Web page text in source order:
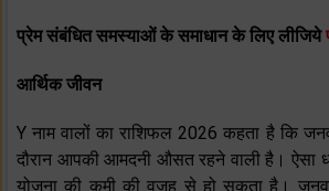
प्रेम संबंधित समस्याओं के समाधान के लिए लीजिये
आर्थिक जीवन
Y नाम वालों का राशिफल 2026 कहता है कि
दौरान आपकी आमदनी औसत रहने वाली है।
योजना की कमी की वजह से हो सकता है।